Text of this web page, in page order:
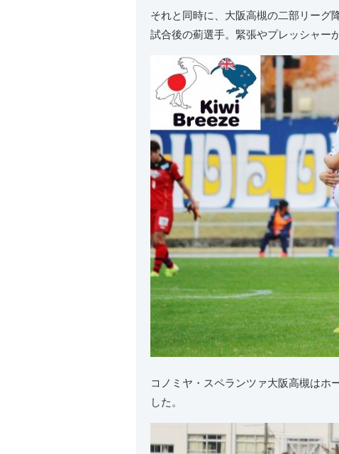
それと同時に、大阪高槻の二部リーグ
試合後の薊選手。緊張やプレッシャー
コノミヤ・スペランツァ大阪高槻はホ
した。